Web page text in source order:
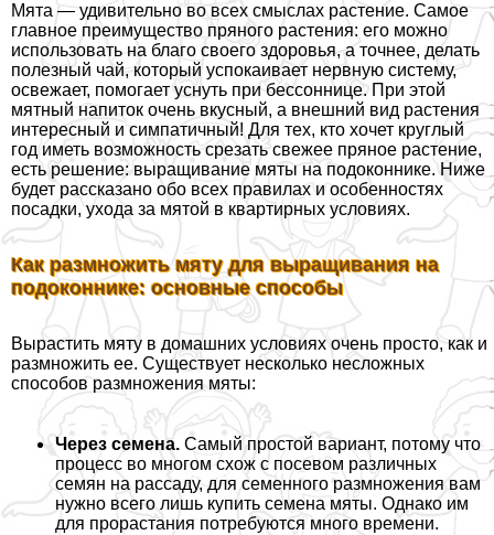
Мята — удивительно во всех смыслах растение. Самое
главное преимущество пряного растения: его можно
использовать на благо своего здоровья, а точнее, делать
полезный чай, который успокаивает нервную систему,
освежает, помогает уснуть при бессоннице. При этой
мятный напиток очень вкусный, а внешний вид растения
интересный и симпатичный! Для тех, кто хочет круглый
год иметь возможность срезать свежее пряное растение,
есть решение: выращивание мяты на подоконнике. Ниже
будет рассказано обо всех правилах и особенностях
посадки, ухода за мятой в квартирных условиях.
Как размножить мяту для выращивания на
подоконнике: основные способы
Вырастить мяту в домашних условиях очень просто, как и
размножить ее. Существует несколько несложных
способов размножения мяты:
Через семена. Самый простой вариант, потому что
процесс во многом схож с посевом различных
семян на рассаду, для семенного размножения вам
нужно всего лишь купить семена мяты. Однако им
для прорастания потребуются много времени.